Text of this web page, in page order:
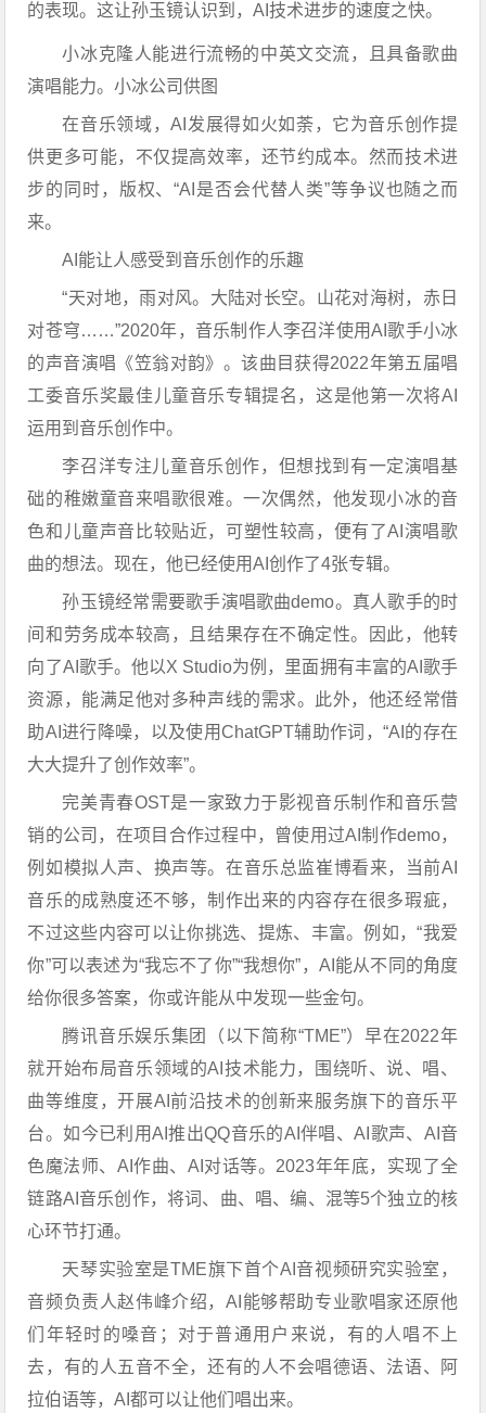
的表现。这让孙玉镜认识到，AI技术进步的速度之快。
小冰克隆人能进行流畅的中英文交流，且具备歌曲
演唱能力。小冰公司供图
在音乐领域，AI发展得如火如荼，它为音乐创作提
供更多可能，不仅提高效率，还节约成本。然而技术进
步的同时，版权、“AI是否会代替人类”等争议也随之而
来。
AI能让人感受到音乐创作的乐趣
“天对地，雨对风。大陆对长空。山花对海树，赤日
对苍穹……”2020年，音乐制作人李召洋使用AI歌手小冰
的声音演唱《笠翁对韵》。该曲目获得2022年第五届唱
工委音乐奖最佳儿童音乐专辑提名，这是他第一次将AI
运用到音乐创作中。
李召洋专注儿童音乐创作，但想找到有一定演唱基
础的稚嫩童音来唱歌很难。一次偶然，他发现小冰的音
色和儿童声音比较贴近，可塑性较高，便有了AI演唱歌
曲的想法。现在，他已经使用AI创作了4张专辑。
孙玉镜经常需要歌手演唱歌曲demo。真人歌手的时
间和劳务成本较高，且结果存在不确定性。因此，他转
向了AI歌手。他以X Studio为例，里面拥有丰富的AI歌手
资源，能满足他对多种声线的需求。此外，他还经常借
助AI进行降噪，以及使用ChatGPT辅助作词，“AI的存在
大大提升了创作效率”。
完美青春OST是一家致力于影视音乐制作和音乐营
销的公司，在项目合作过程中，曾使用过AI制作demo，
例如模拟人声、换声等。在音乐总监崔博看来，当前AI
音乐的成熟度还不够，制作出来的内容存在很多瑕疵，
不过这些内容可以让你挑选、提炼、丰富。例如，“我爱
你”可以表述为“我忘不了你”“我想你”，AI能从不同的角度
给你很多答案，你或许能从中发现一些金句。
腾讯音乐娱乐集团（以下简称“TME”）早在2022年
就开始布局音乐领域的AI技术能力，围绕听、说、唱、
曲等维度，开展AI前沿技术的创新来服务旗下的音乐平
台。如今已利用AI推出QQ音乐的AI伴唱、AI歌声、AI音
色魔法师、AI作曲、AI对话等。2023年年底，实现了全
链路AI音乐创作，将词、曲、唱、编、混等5个独立的核
心环节打通。
天琴实验室是TME旗下首个AI音视频研究实验室，
音频负责人赵伟峰介绍，AI能够帮助专业歌唱家还原他
们年轻时的嗓音；对于普通用户来说，有的人唱不上
去，有的人五音不全，还有的人不会唱德语、法语、阿
拉伯语等，AI都可以让他们唱出来。